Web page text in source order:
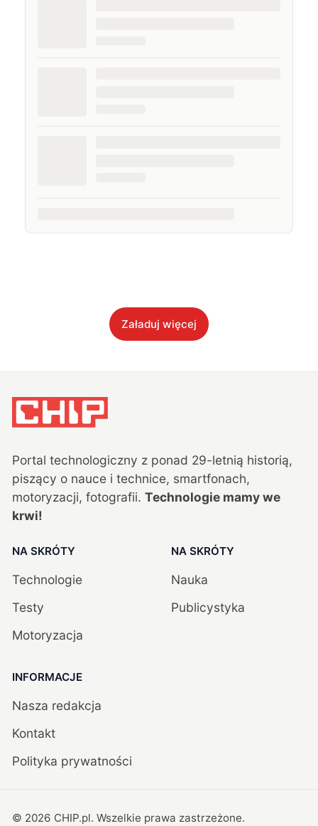
Załaduj więcej
Portal technologiczny z ponad 29-letnią historią,
piszący o nauce i technice, smartfonach,
motoryzacji, fotografii. Technologie mamy we
krwi!
NA SKRÓTY
Technologie
Testy
Motoryzacja
NA SKRÓTY
Nauka
Publicystyka
INFORMACJE
Nasza redakcja
Kontakt
Polityka prywatności
© 2026 CHIP.pl. Wszelkie prawa zastrzeżone.